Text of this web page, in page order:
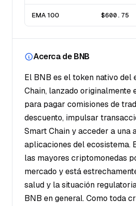
EMA 100 $600.75
Acerca de BNB
El BNB es el token nativo del
Chain, lanzado originalmente
para pagar comisiones de
descuento, impulsar
Smart Chain y acceder a una
aplicaciones del ecosistema.
las mayores criptomonedas
mercado y está
salud y la situación
BNB en general. Como toda